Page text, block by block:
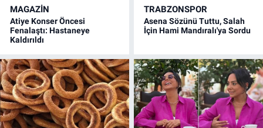
MAGAZİN
Atiye Konser Öncesi
Fenalaştı: Hastaneye
Kaldırıldı
TRABZONSPOR
Asena Sözünü Tuttu, Salah
İçin Hami Mandıralı'ya Sordu